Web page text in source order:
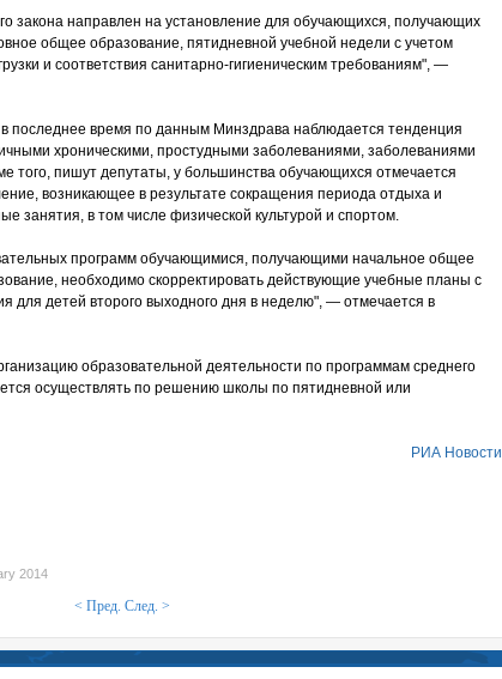
закона направлен на установление для обучающихся, получающих
общее образование, пятидневной учебной недели с учетом
и соответствия санитарно-гигиеническим требованиям", —
последнее время по данным Минздрава наблюдается тенденция
хроническими, простудными заболеваниями, заболеваниями
того, пишут депутаты, у большинства обучающихся отмечается
возникающее в результате сокращения периода отдыха и
занятия, в том числе физической культурой и спортом.
программ обучающимися, получающими начальное общее
необходимо скорректировать действующие учебные планы с
для детей второго выходного дня в неделю", — отмечается в
образовательной деятельности по программам среднего
осуществлять по решению школы по пятидневной или
РИА Новости
2014
< Пред. След. >